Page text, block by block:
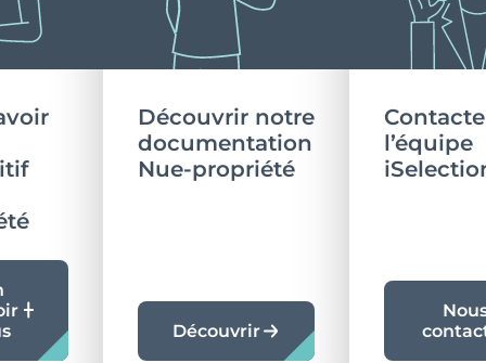
Découvrir notre
documentation
Nue-propriété
Découvrir
l’équipe